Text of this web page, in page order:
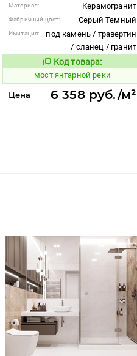
Материал: Керамогранит
Фабричный цвет: Серый Темный
Имитация:
под камень / травертин
/ сланец / гранит
Код товара:
1031079Код товара:
мост янтарной реки
Цена 6 358 руб./м²